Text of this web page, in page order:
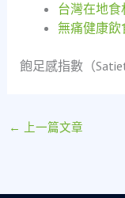
台灣在地食
無痛健康飲
飽足感指數（
← 上一篇文章